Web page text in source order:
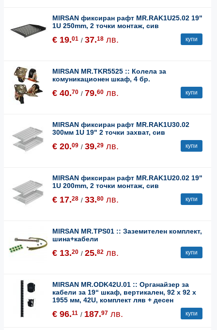
MIRSAN фиксиран рафт MR.RAK1U25.02 19"
1U 250mm, 2 точки монтаж, сив
€ 19.01 / 37.18 лв. купи
MIRSAN MR.TKR5525 :: Колела за
комуникационен шкаф, 4 бр.
€ 40.70 / 79.60 лв. купи
MIRSAN фиксиран рафт MR.RAK1U30.02
300мм 1U 19" 2 точки захват, сив
€ 20.09 / 39.29 лв. купи
MIRSAN фиксиран рафт MR.RAK1U20.02 19"
1U 200mm, 2 точки монтаж, сив
€ 17.28 / 33.80 лв. купи
MIRSAN MR.TPS01 :: Заземителен комплект,
шина+кабели
€ 13.20 / 25.82 лв. купи
MIRSAN MR.ODK42U.01 :: Органайзер за
кабели за 19“ шкаф, вертикален, 92 х 92 х
1955 мм, 42U, комплект ляв + десен
€ 96.11 / 187.97 лв. купи